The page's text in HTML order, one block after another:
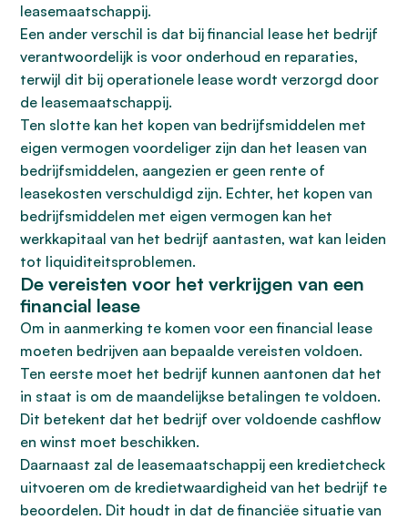
leasemaatschappij.
Een ander verschil is dat bij financial lease het bedrijf
verantwoordelijk is voor onderhoud en reparaties,
terwijl dit bij operationele lease wordt verzorgd door
de leasemaatschappij.
Ten slotte kan het kopen van bedrijfsmiddelen met
eigen vermogen voordeliger zijn dan het leasen van
bedrijfsmiddelen, aangezien er geen rente of
leasekosten verschuldigd zijn. Echter, het kopen van
bedrijfsmiddelen met eigen vermogen kan het
werkkapitaal van het bedrijf aantasten, wat kan leiden
tot liquiditeitsproblemen.
De vereisten voor het verkrijgen van een
financial lease
Om in aanmerking te komen voor een financial lease
moeten bedrijven aan bepaalde vereisten voldoen.
Ten eerste moet het bedrijf kunnen aantonen dat het
in staat is om de maandelijkse betalingen te voldoen.
Dit betekent dat het bedrijf over voldoende cashflow
en winst moet beschikken.
Daarnaast zal de leasemaatschappij een kredietcheck
uitvoeren om de kredietwaardigheid van het bedrijf te
beoordelen. Dit houdt in dat de financiëe situatie van